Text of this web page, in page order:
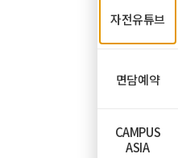
자전유튜브
면담예약
CAMPUS
ASIA